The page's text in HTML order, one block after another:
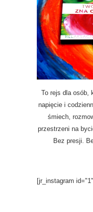
To rejs dla osób,
napięcie i
śmiech,
przestrzeni na
Bez presji.
[jr_instagram